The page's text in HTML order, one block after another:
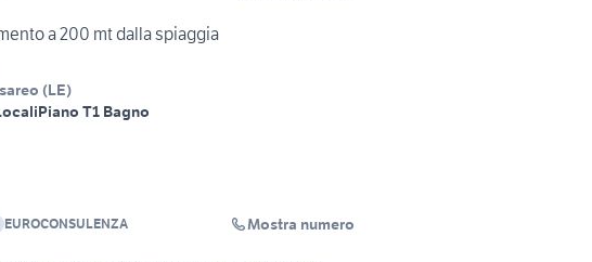
a 200 mt dalla spiaggia
(LE)
Piano T1 Bagno
EUROCONSULENZA Mostra numero